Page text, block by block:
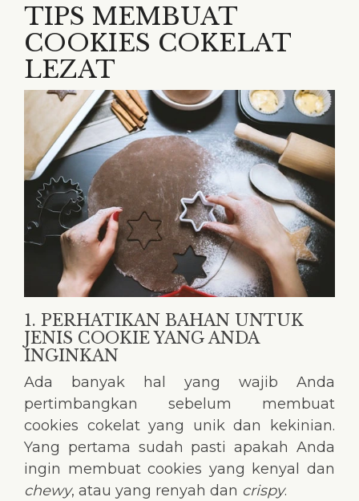
TIPS MEMBUAT
COOKIES COKELAT
LEZAT
1. PERHATIKAN BAHAN UNTUK
JENIS COOKIE YANG ANDA
INGINKAN
Ada banyak hal yang wajib Anda
pertimbangkan sebelum membuat
cookies cokelat yang unik dan kekinian.
Yang pertama sudah pasti apakah Anda
ingin membuat cookies yang kenyal dan
chewy, atau yang renyah dan crispy.